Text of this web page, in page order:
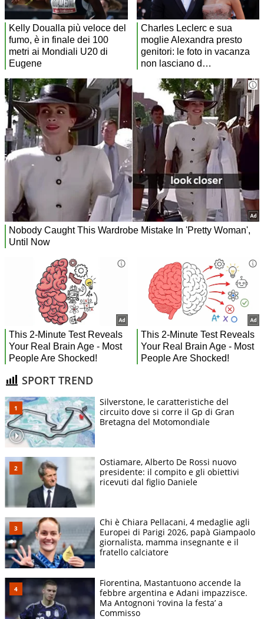
SPORT TREND
Silverstone, le caratteristiche del
circuito dove si corre il Gp di Gran
Bretagna del Motomondiale
Ostiamare, Alberto De Rossi nuovo
presidente: il compito e gli obiettivi
ricevuti dal figlio Daniele
Chi è Chiara Pellacani, 4 medaglie agli
Europei di Parigi 2026, papà Giampaolo
giornalista, mamma insegnante e il
fratello calciatore
Fiorentina, Mastantuono accende la
febbre argentina e Adani impazzisce.
Ma Antognoni ‘rovina la festa’ a
Commisso